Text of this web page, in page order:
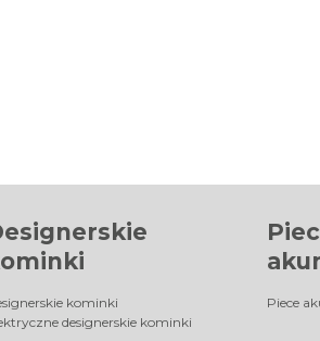
kominki
designerskie kominki
Piece